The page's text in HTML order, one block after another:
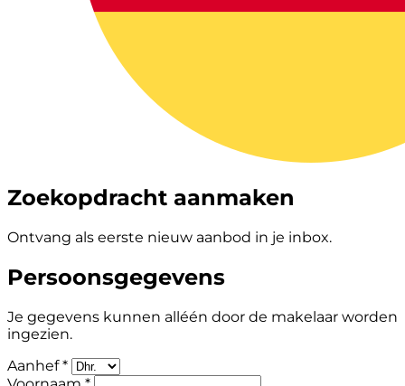
Zoekopdracht aanmaken
Ontvang als eerste nieuw aanbod in je inbox.
Persoonsgegevens
Je gegevens kunnen alléén door de makelaar worden
ingezien.
Aanhef *